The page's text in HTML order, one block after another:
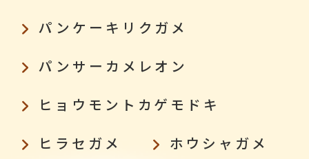
パンケーキリクガメ
パンサーカメレオン
ヒョウモントカゲモドキ
ヒラセガメ
ホウシャガメ